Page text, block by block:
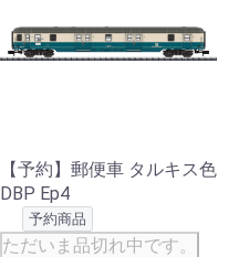
【予約】郵便車 タルキス色
DBP Ep4
予約商品
ただいま品切れ中です。